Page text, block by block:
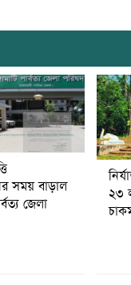
সময় বাড়াল
জেলা
২৩